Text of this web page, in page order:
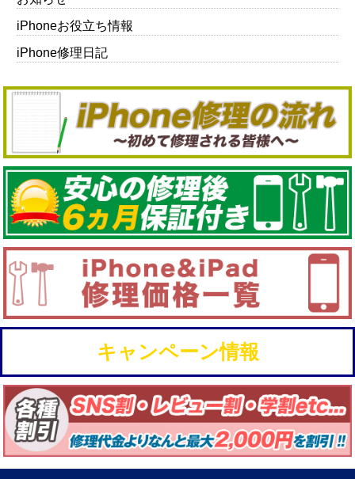
iPhoneお役立ち情報
iPhone修理日記
キャンペーン情報